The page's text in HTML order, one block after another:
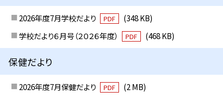
2026年度7月学校だより PDF
(348 KB)
学校だより６月号（２０２６年度）
PDF (468 KB)
保健だより
2026年度7月保健だより PDF
(2 MB)